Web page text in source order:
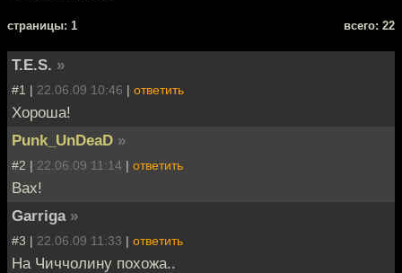
cтраницы: 1 всего: 22
T.E.S. »
#1 | 22.06.09 10:46 | ответить
Хороша!
Punk_UnDeaD »
#2 | 22.06.09 11:14 | ответить
Вах!
Garriga »
#3 | 22.06.09 11:33 | ответить
На Чиччолину похожа..